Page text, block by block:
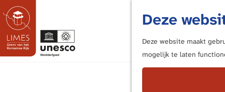
Deze
Deze website maakt
mogelijk te laten